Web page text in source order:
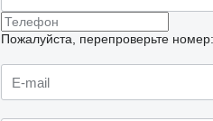
Пожалуйста, перепроверьте